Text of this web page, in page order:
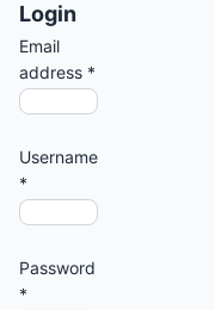
Login
Email
address *
Username
*
Password
*